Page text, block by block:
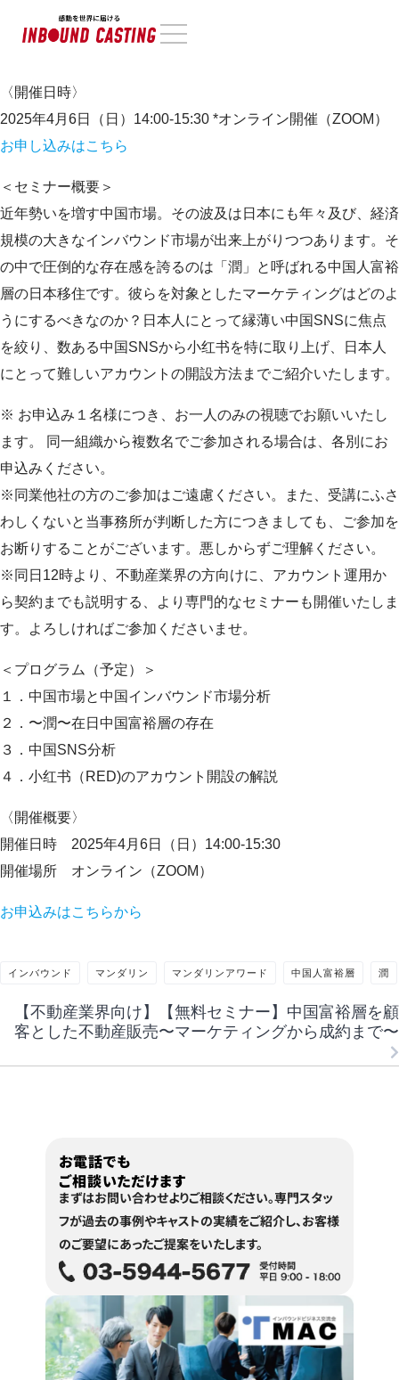
〈開催日時〉
2025年4月6日（日）14:00-15:30 *オンライン開催（ZOOM）
お申し込みはこちら
＜セミナー概要＞
近年勢いを増す中国市場。その波及は日本にも年々及び、経済
規模の大きなインバウンド市場が出来上がりつつあります。そ
の中で圧倒的な存在感を誇るのは「潤」と呼ばれる中国人富裕
層の日本移住です。彼らを対象としたマーケティングはどのよ
うにするべきなのか？日本人にとって縁薄い中国SNSに焦点
を絞り、数ある中国SNSから小红书を特に取り上げ、日本人
にとって難しいアカウントの開設方法までご紹介いたします。
※ お申込み１名様につき、お一人のみの視聴でお願いいたし
ます。 同一組織から複数名でご参加される場合は、各別にお
申込みください。
※同業他社の方のご参加はご遠慮ください。また、受講にふさ
わしくないと当事務所が判断した方につきましても、ご参加を
お断りすることがございます。悪しからずご理解ください。
※同日12時より、不動産業界の方向けに、アカウント運用か
ら契約までも説明する、より専門的なセミナーも開催いたしま
す。よろしければご参加くださいませ。
＜プログラム（予定）＞
１．中国市場と中国インバウンド市場分析
２．〜潤〜在日中国富裕層の存在
３．中国SNS分析
４．小红书（RED)のアカウント開設の解説
〈開催概要〉
開催日時 2025年4月6日（日）14:00-15:30
開催場所 オンライン（ZOOM）
お申込みはこちらから
インバウンド マンダリン マンダリンアワード 中国人富裕層 潤
【不動産業界向け】【無料セミナー】中国富裕層を顧
客とした不動産販売〜マーケティングから成約まで〜
お電話でも
ご相談いただけます
まずはお問い合わせよりご相談ください。専門スタッ
フが過去の事例やキャストの実績をご紹介し、お客様
のご要望にあったご提案をいたします。